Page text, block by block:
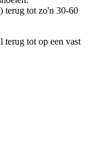
terug tot zo'n 30-60
terug tot op een vast